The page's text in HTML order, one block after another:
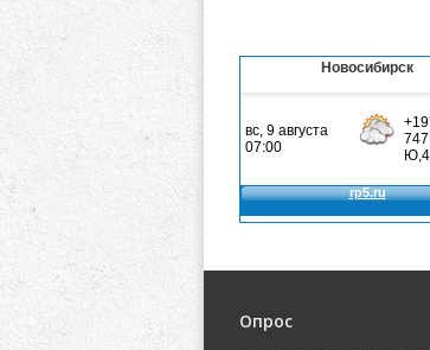
Новосибирск
Опрос